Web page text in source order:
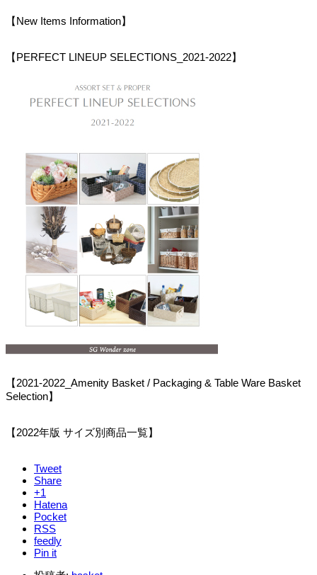
【New Items Information】
【PERFECT LINEUP SELECTIONS_2021-2022】
【2021-2022_Amenity Basket / Packaging & Table Ware Basket
Selection】
【2022年版 サイズ別商品一覧】
Tweet
Share
+1
Hatena
Pocket
RSS
feedly
Pin it